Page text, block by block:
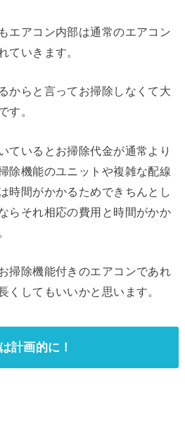
エアコン内部は通常のエアコン
ていきます。
からと言ってお掃除しなくて大
す。
ているとお掃除代金が通常より
除機能のユニットや複雑な配線
時間がかかるためできちんとし
らそれ相応の費用と時間がかか
掃除機能付きのエアコンであれ
くしてもいいかと思います。
計画的に！